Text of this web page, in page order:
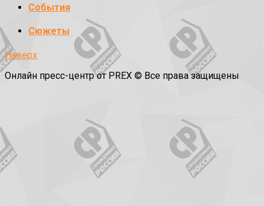
События
Сюжеты
Наверх
Онлайн пресс-центр от PREX © Все права защищены